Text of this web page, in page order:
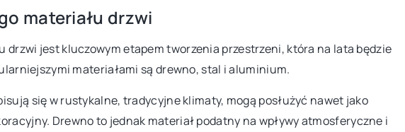
materiału drzwi
drzwi jest kluczowym etapem tworzenia przestrzeni, która na lata będzie
materiałami są drewno, stal i aluminium.
się w rustykalne, tradycyjne klimaty, mogą posłużyć nawet jako
Drewno to jednak materiał podatny na wpływy atmosferyczne i